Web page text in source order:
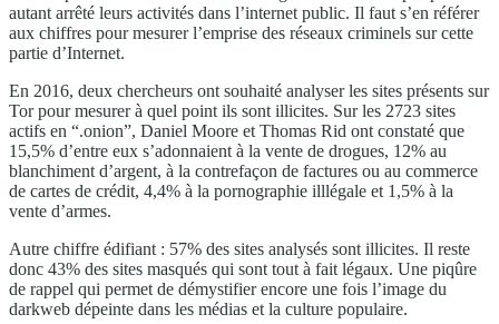
autant arrêté leurs activités dans l’internet public. Il faut s’en référer
aux chiffres pour mesurer l’emprise des réseaux criminels sur cette
partie d’Internet.
En 2016, deux chercheurs ont souhaité analyser les sites présents sur
Tor pour mesurer à quel point ils sont illicites. Sur les 2723 sites
actifs en “.onion”, Daniel Moore et Thomas Rid ont constaté que
15,5% d’entre eux s’adonnaient à la vente de drogues, 12% au
blanchiment d’argent, à la contrefaçon de factures ou au commerce
de cartes de crédit, 4,4% à la pornographie illlégale et 1,5% à la
vente d’armes.
Autre chiffre édifiant : 57% des sites analysés sont illicites. Il reste
donc 43% des sites masqués qui sont tout à fait légaux. Une piqûre
de rappel qui permet de démystifier encore une fois l’image du
darkweb dépeinte dans les médias et la culture populaire.